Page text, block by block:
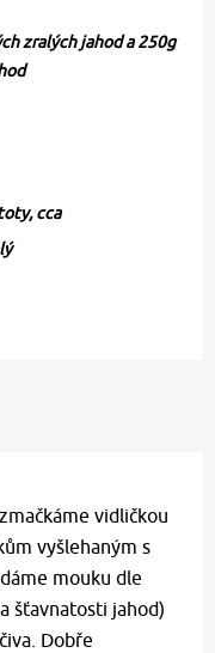
zralých jahod a 250g
cca
vidličkou
vyšlehaným s
mouku dle
šťavnatosti jahod)
Dobře